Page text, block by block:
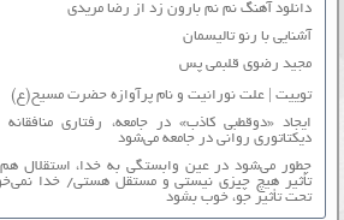
دانلود آهنگ نم نم بارون زد از رضا مریدی
آشنایی با رنو تالیسمان
مجید رضوی قلبمی پس
توییت | علت نورانیت و نام پرآوازه حضرت مسیح(ع)
ایجاد «دوقطبی کاذب» در جامعه، رفتاری
دیکتاتوری روانی در جامعه می‌شود
چطور می‌شود در عین وابستگی به خدا، استقلال
تأثیر هیچ چیزی نیستی و مستقل هستی/ خدا
تحت تأثیر جوّ، خوب بشود